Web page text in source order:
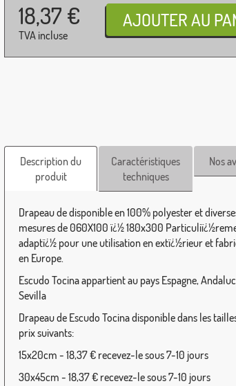
18,37 €
TVA incluse
Description du
produit
Caractéristiques
techniques
Nos
Drapeau de disponible en 100% polyester et
mesures de 060X100 ï¿½ 180x300
adaptï¿½ pour une utilisation en extï¿½rieur et
en Europe.
Escudo Tocina appartient au pays Espagne,
Sevilla
Drapeau de Escudo Tocina disponible dans les
prix suivants:
15x20cm - 18,37 € recevez-le sous 7-10 jours
30x45cm - 18,37 € recevez-le sous 7-10 jours